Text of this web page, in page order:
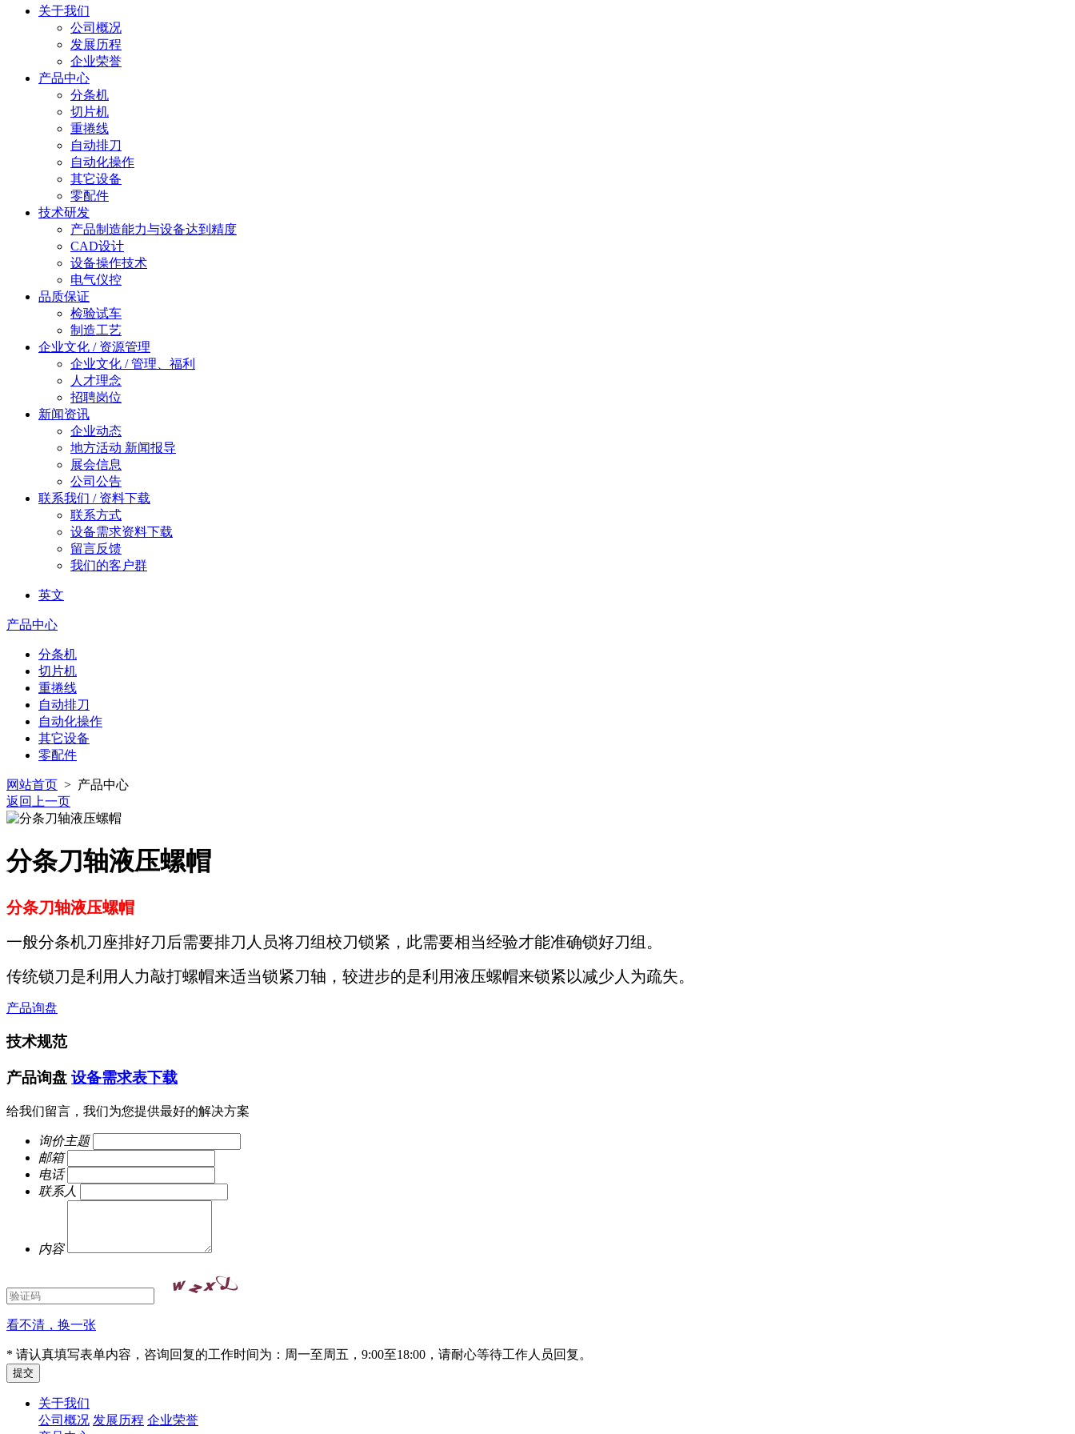
关于我们
公司概况
发展历程
企业荣誉
产品中心
分条机
切片机
重捲线
自动排刀
自动化操作
其它设备
零配件
技术研发
产品制造能力与设备达到精度
CAD设计
设备操作技术
电气仪控
品质保证
检验试车
制造工艺
企业文化 / 资源管理
企业文化 / 管理、福利
人才理念
招聘岗位
新闻资讯
企业动态
地方活动 新闻报导
展会信息
公司公告
联系我们 / 资料下载
联系方式
设备需求资料下载
留言反馈
我们的客户群
英文
产品中心
分条机
切片机
重捲线
自动排刀
自动化操作
其它设备
零配件
网站首页 > 产品中心
返回上一页
分条刀轴液压螺帽
分条刀轴液压螺帽
一般分条机刀座排好刀后需要排刀人员将刀组校刀锁紧，此需要相当经验才能准确锁好刀组。
传统锁刀是利用人力敲打螺帽来适当锁紧刀轴，较进步的是利用液压螺帽来锁紧以减少人为疏失。
产品询盘
技术规范
产品询盘 设备需求表下载
给我们留言，我们为您提供最好的解决方案
询价主题
邮箱
电话
联系人
内容
看不清，换一张
* 请认真填写表单内容，咨询回复的工作时间为：周一至周五，9:00至18:00，请耐心等待工作人员回复。
关于我们
公司概况 发展历程 企业荣誉